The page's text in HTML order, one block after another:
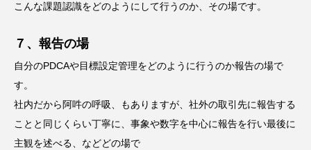
こんな課題認識をどのようにして行うのか、その場です。
７、報告の場
自分のPDCAや目標設定管理をどのように行うのか報告の場で
す。
社内だから阿吽の呼吸、もありますが、社外の取引先に報告する
ことと同じくらい丁寧に、事象や数字を中心に報告を行い最後に
主観を述べる、などどの場で